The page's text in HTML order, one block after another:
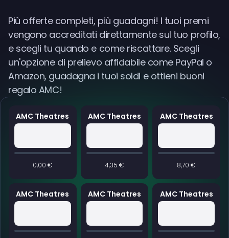
AMC Theatres
0,00 €
AMC Theatres
4,35 €
AMC Theatres
8,70 €
AMC Theatres AMC Theatres AMC Theatres
Più offerte completi, più guadagni! I tuoi premi
vengono accreditati direttamente sul tuo profilo,
e scegli tu quando e come riscattare. Scegli
un'opzione di prelievo affidabile come PayPal o
Amazon, guadagna i tuoi soldi e ottieni buoni
regalo AMC!